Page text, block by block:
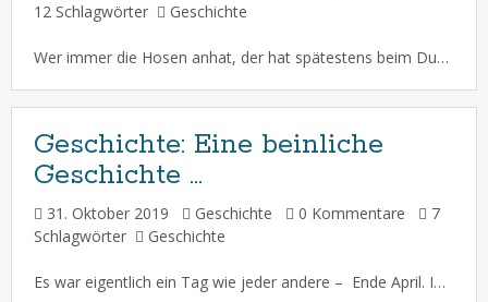
12 Schlagwörter
Geschichte
Wer immer die Hosen anhat, der hat spätestens beim Duschen ein Problem … Über den Gartenzaun zu sprechen ist auf jeden Fall einfacher, als die Mauer des Schweigens zu durchbrechen ! Wer immer anderen nach dem Mund redet, sollte lieber keine große Lippe riskieren … Meistens kommt das Übel von einem Täter […]
Geschichte: Eine beinliche
Geschichte …
31. Oktober 2019 Geschichte 0 Kommentare
7
Schlagwörter
Geschichte
Es war eigentlich ein Tag wie jeder andere – Ende April. Im Grunde begann alles damit, dass er mit dem linken Bein zuerst und dazu auch noch verspätet aufgestanden war … Daher beschloss er, sich lieber an diesem Tag kein Bein mehr auszureißen und auch sonst nichts weiter auf die Beine zu stellen. Er wollte […]